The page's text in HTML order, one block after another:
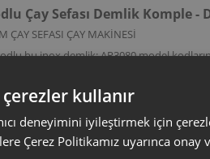
Çay Sefası Demlik Komple
ÇAY SEFASI ÇAY MAKİNESİ
bu inox demlik; AR3080 model
ve sarf malzemeleri, ürününüzü uzun
olup olmadığını,
ürün kodunuz
kullanır
deneyimini iyileştirmek için
Çerez Politikamız uyarınca onay